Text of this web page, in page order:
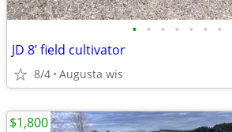
• • • • • • •
JD 8’ field cultivator
8/4 Augusta wis
$1,800